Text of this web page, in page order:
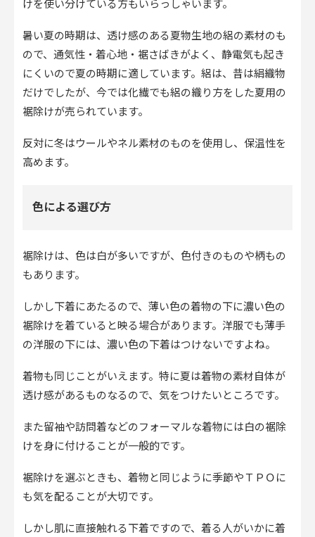
けを使い分けている方もいらっしゃいます。
暑い夏の時期は、透け感のある夏物生地の絽の素材のも
ので、通気性・着心地・裾さばきがよく、静電気も起き
にくいので夏の時期に適しています。絽は、昔は絹織物
だけでしたが、今では化繊でも絽の織り方をした夏用の
裾除けが売られています。
反対に冬はウールやネル素材のものを使用し、保温性を
高めます。
色による選び方
裾除けは、色は白が多いですが、色付きのものや柄もの
もあります。
しかし下着にあたるので、薄い色の着物の下に濃い色の
裾除けを着ていると映る場合があります。洋服でも薄手
の洋服の下には、濃い色の下着はつけないですよね。
着物も同じことがいえます。特に夏は着物の素材自体が
透け感があるものなるので、気をつけたいところです。
また留袖や訪問着などのフォーマルな着物には白の裾除
けを身に付けることが一般的です。
裾除けを選ぶときも、着物と同じように季節やＴＰＯに
も気を配ることが大切です。
しかし肌に直接触れる下着ですので、着る人がいかに着